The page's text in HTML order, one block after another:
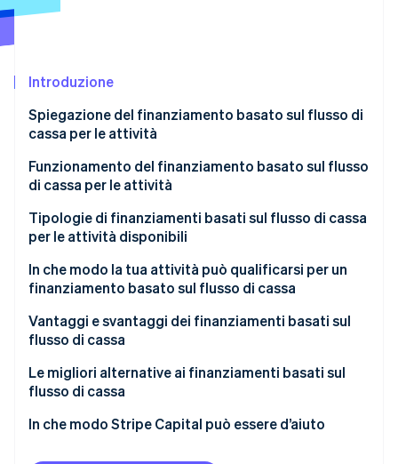
Scopri cosa ti aspetta
Atlas
Climate
Rimozione del carbonio
Identity
Verifica online dell'identità
Stripe Sessions 2026
Guarda ora
Introduzione
Spiegazione del finanziamento basato sul flusso di
cassa per le attività
Funzionamento del finanziamento basato sul flusso
di cassa per le attività
Tipologie di finanziamenti basati sul flusso di cassa
per le attività disponibili
In che modo la tua attività può qualificarsi per un
finanziamento basato sul flusso di cassa
Vantaggi e svantaggi dei finanziamenti basati sul
flusso di cassa
Vantaggi dei finanziamenti basati sul flusso di
cassa
Svantaggi dei prestiti basati sul flusso di cassa
Le migliori alternative ai finanziamenti basati sul
flusso di cassa
In che modo Stripe Capital può essere d’aiuto